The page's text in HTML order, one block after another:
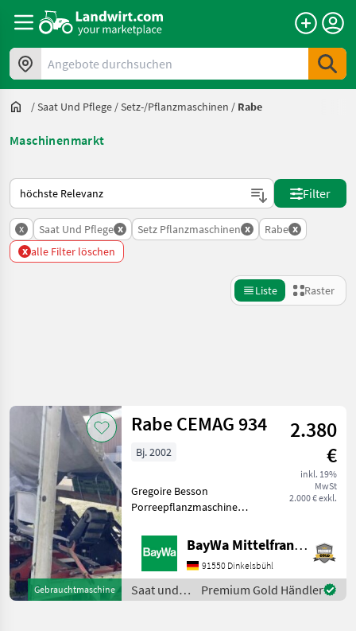
Angebote durchsuchen
/Saat Und Pflege /Setz-/Pflanzmaschinen / Rabe
Maschinenmarkt
So wird auf Landwirt.com sortiert
Filter
x Saat Und Pflege x Setz Pflanzmaschinen x Rabe x
x alle Filter löschen
Liste Raster
Kategorie 4 Land Filter
AKTUELLER
PFAD
Landtechnik
Saat
Und
Pflege
Setz
Pflanzmaschinen
Zurücksetzen
Ergebnisse
anzeigen
Gebrauchtmaschine
Rabe CEMAG 934
2.380
€
inkl. 19%
MwSt
2.000 € exkl.
Bj. 2002
Gregoire Besson
Porreepflanzmaschine
RiemenpflanzmaschineDreipunktanbauDach/
2004 Saat und Pflege
Setz-/Pflanzmaschinen
BayWa Mittelfranken
91550 Dinkelsbühl
Saat und
Pflege /
Premium Gold Händler